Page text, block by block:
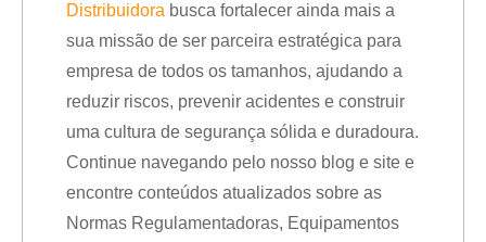
Distribuidora busca fortalecer ainda mais a
sua missão de ser parceira estratégica para
empresa de todos os tamanhos, ajudando a
reduzir riscos, prevenir acidentes e construir
uma cultura de segurança sólida e duradoura.
Continue navegando pelo nosso blog e site e
encontre conteúdos atualizados sobre as
Normas Regulamentadoras, Equipamentos